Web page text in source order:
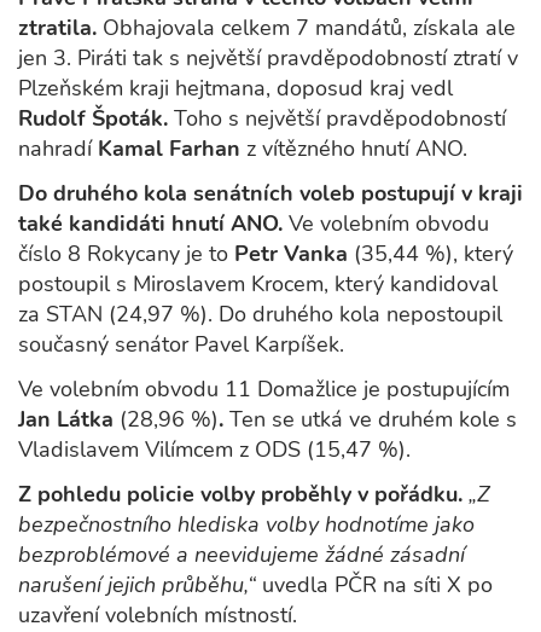
ztratila. Obhajovala celkem 7 mandátů, získala ale
jen 3. Piráti tak s největší pravděpodobností ztratí v
Plzeňském kraji hejtmana, doposud kraj vedl
Rudolf Špoták. Toho s největší pravděpodobností
nahradí Kamal Farhan z vítězného hnutí ANO.
Do druhého kola senátních voleb postupují v kraji
také kandidáti hnutí ANO. Ve volebním obvodu
číslo 8 Rokycany je to Petr Vanka (35,44 %), který
postoupil s Miroslavem Krocem, který kandidoval
za STAN (24,97 %). Do druhého kola nepostoupil
současný senátor Pavel Karpíšek.
Ve volebním obvodu 11 Domažlice je postupujícím
Jan Látka (28,96 %). Ten se utká ve druhém kole s
Vladislavem Vilímcem z ODS (15,47 %).
Z pohledu policie volby proběhly v pořádku. „Z
bezpečnostního hlediska volby hodnotíme jako
bezproblémové a neevidujeme žádné zásadní
narušení jejich průběhu,“ uvedla PČR na síti X po
uzavření volebních místností.